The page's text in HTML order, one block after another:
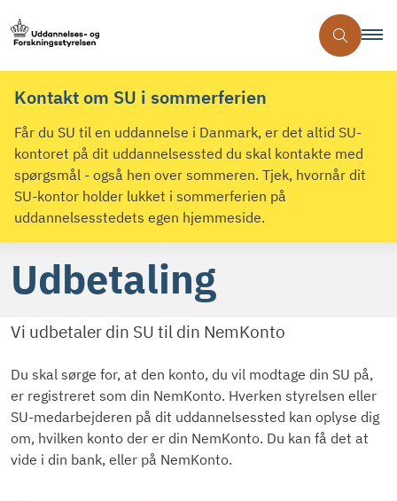
Kontakt om SU i sommerferien
Får du SU til en uddannelse i Danmark, er det altid SU-
kontoret på dit uddannelsessted du skal kontakte med
spørgsmål - også hen over sommeren. Tjek, hvornår dit
SU-kontor holder lukket i sommerferien på
uddannelsesstedets egen hjemmeside.
Udbetaling
Vi udbetaler din SU til din NemKonto
Du skal sørge for, at den konto, du vil modtage din SU på,
er registreret som din NemKonto. Hverken styrelsen eller
SU-medarbejderen på dit uddannelsessted kan oplyse dig
om, hvilken konto der er din NemKonto. Du kan få det at
vide i din bank, eller på NemKonto.